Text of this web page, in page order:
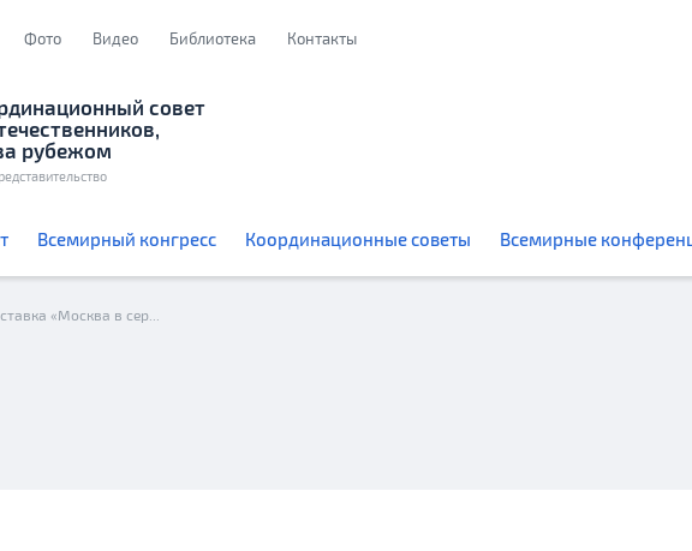
Фото Видео Библиотека Контакты
совет
рубежом
Всемирный конгресс Координационные советы Всемирные